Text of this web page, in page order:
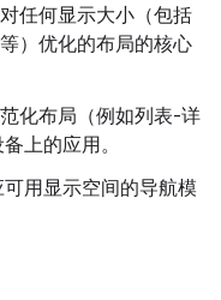
任何显示大小（包括
）优化的布局的核心
范化布局（例如列表-详
上的应用。
可用显示空间的导航模